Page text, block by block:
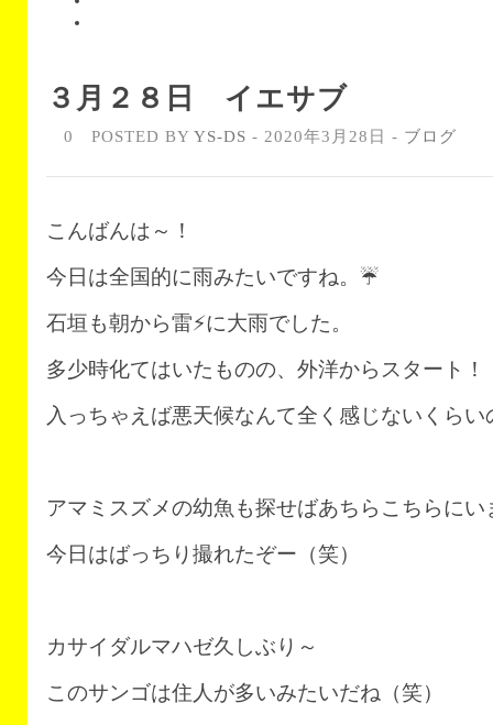
３月２８日 イエサブ
0 POSTED BY YS-DS - 2020年3月28日 - ブログ
こんばんは～！
今日は全国的に雨みたいですね。☔
石垣も朝から雷⚡に大雨でした。
多少時化てはいたものの、外洋からスタート！
入っちゃえば悪天候なんて全く感じないくらい
アマミスズメの幼魚も探せばあちらこちらにい
今日はばっちり撮れたぞー（笑）
カサイダルマハゼ久しぶり～
このサンゴは住人が多いみたいだね（笑）